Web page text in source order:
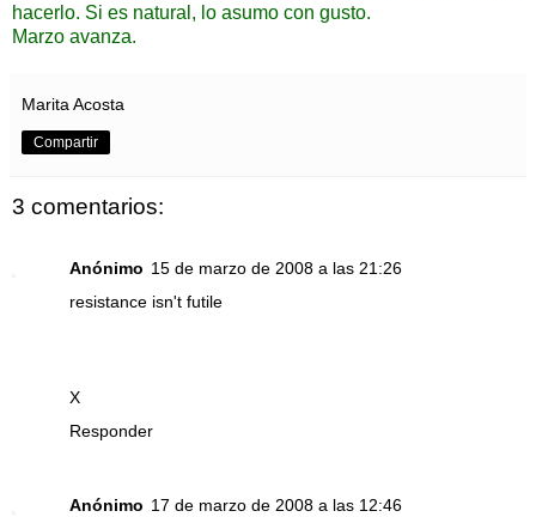
hacerlo. Si es natural, lo asumo con gusto.
Marzo avanza.
Marita Acosta
Compartir
3 comentarios:
Anónimo 15 de marzo de 2008 a las 21:26
resistance isn't futile
X
Responder
Anónimo 17 de marzo de 2008 a las 12:46